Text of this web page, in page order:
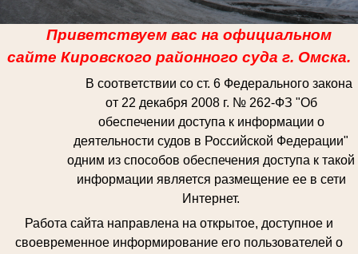
Приветствуем вас на официальном
сайте Кировского районного суда г. Омска.
В соответствии со ст. 6 Федерального закона
от 22 декабря 2008 г. № 262-ФЗ "Об
обеспечении доступа к информации о
деятельности судов в Российской Федерации"
одним из способов обеспечения доступа к такой
информации является размещение ее в сети
Интернет.
Работа сайта направлена на открытое, доступное и
своевременное информирование его пользователей о